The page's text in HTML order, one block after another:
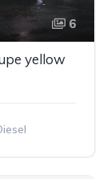
6
yellow